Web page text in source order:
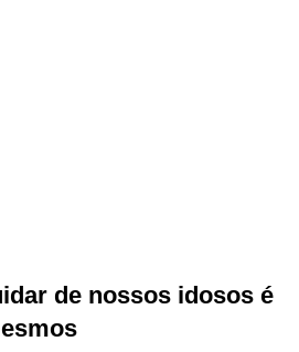
de nossos idosos é